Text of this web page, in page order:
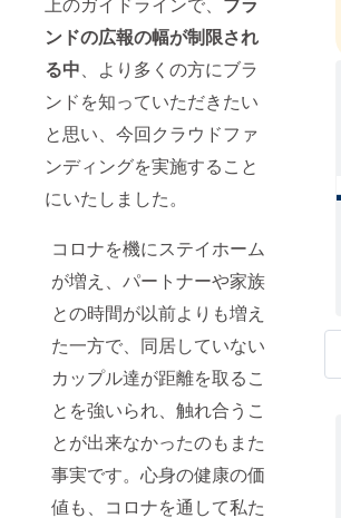
ンドの広報の幅が制限され
る中、より多くの方にブラ
ンドを知っていただきたい
と思い、今回クラウドファ
ンディングを実施すること
にいたしました。
コロナを機にステイホーム
が増え、パートナーや家族
との時間が以前よりも増え
た一方で、同居していない
カップル達が距離を取るこ
とを強いられ、触れ合うこ
とが出来なかったのもまた
事実です。心身の健康の価
値も、コロナを通して私た